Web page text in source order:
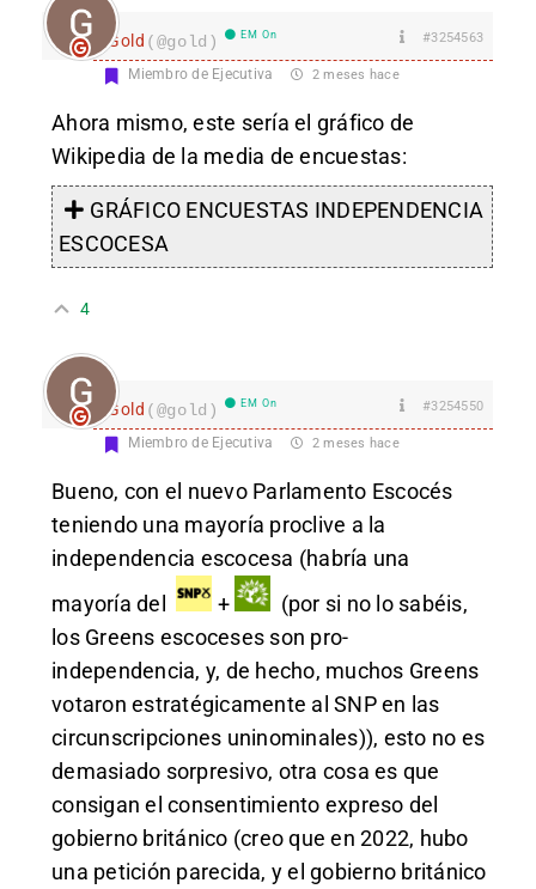
Gold (@gold) EM On #3254563
Miembro de Ejecutiva 2 meses hace
Ahora mismo, este sería el gráfico de
Wikipedia de la media de encuestas:
GRÁFICO ENCUESTAS INDEPENDENCIA
ESCOCESA
4
Gold (@gold) EM On #3254550
Miembro de Ejecutiva 2 meses hace
Bueno, con el nuevo Parlamento Escocés
teniendo una mayoría proclive a la
independencia escocesa (habría una
mayoría del
+
(por si no lo sabéis,
los Greens escoceses son pro-
independencia, y, de hecho, muchos Greens
votaron estratégicamente al SNP en las
circunscripciones uninominales)), esto no es
demasiado sorpresivo, otra cosa es que
consigan el consentimiento expreso del
gobierno británico (creo que en 2022, hubo
una petición parecida, y el gobierno británico